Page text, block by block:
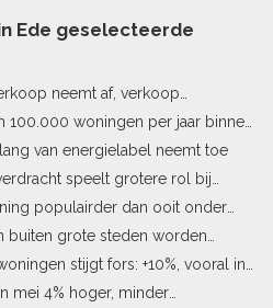
Ede geselecteerde
neemt af, verkoop
100.000 woningen per jaar binnen
van energielabel neemt toe
speelt grotere rol bij
populairder dan ooit onder
buiten grote steden worden
stijgt fors: +10%, vooral in
mei 4% hoger, minder